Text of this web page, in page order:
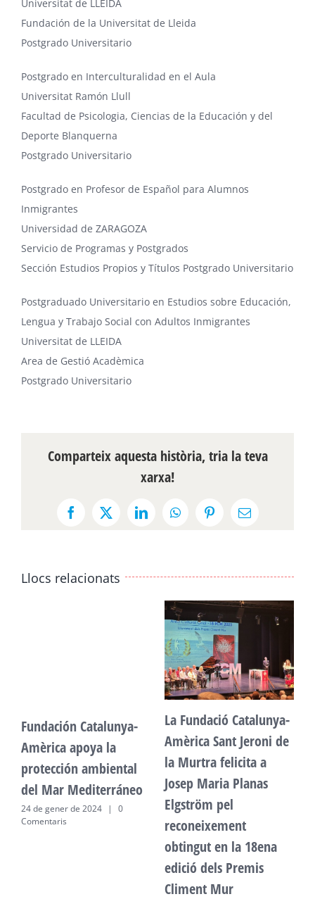
Universitat de LLEIDA
Fundación de la Universitat de Lleida
Postgrado Universitario
Postgrado en Interculturalidad en el Aula
Universitat Ramón Llull
Facultad de Psicologia, Ciencias de la Educación y del
Deporte Blanquerna
Postgrado Universitario
Postgrado en Profesor de Español para Alumnos
Inmigrantes
Universidad de ZARAGOZA
Servicio de Programas y Postgrados
Sección Estudios Propios y Títulos Postgrado Universitario
Postgraduado Universitario en Estudios sobre Educación,
Lengua y Trabajo Social con Adultos Inmigrantes
Universitat de LLEIDA
Area de Gestió Acadèmica
Postgrado Universitario
Comparteix aquesta història, tria la teva
xarxa!
Facebook
X LinkedInWhatsAppPinterestEmail:
Llocs relacionats
Fundación Catalunya-
Amèrica apoya la
protección ambiental
del Mar Mediterráneo
24 de gener de 2024 |
0
Comentaris
La Fundació Catalunya-
Amèrica Sant Jeroni de
la Murtra felicita a
Josep Maria Planas
Elgström pel
reconeixement
obtingut en la 18ena
edició dels Premis
Climent Mur